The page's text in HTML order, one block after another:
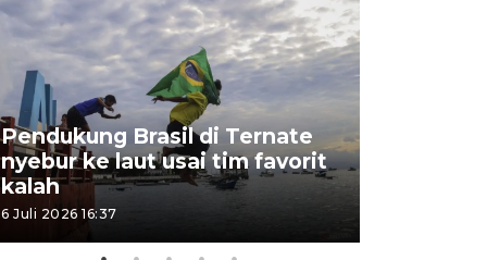
Pendukung Brasil di Ternate
nyebur ke laut usai tim favorit
kalah
6 Juli 2026 16:37